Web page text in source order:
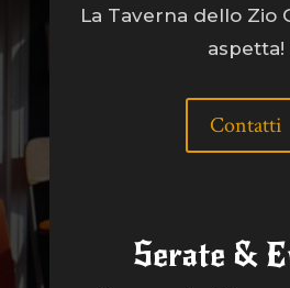
La Taverna dello Zio
aspetta!
Contatti
Serate &